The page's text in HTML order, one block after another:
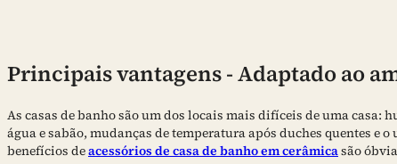
Principais vantagens - Adaptado ao
As casas de banho são um dos locais mais difíceis de uma casa:
água e sabão, mudanças de temperatura após duches quentes e
benefícios deacessórios de casa de banho em cerâmicasão